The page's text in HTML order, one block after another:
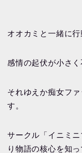
オオカミと一緒に行
感情の起伏が小さく
それゆえか痴女フ
す。
サークル「イニミ
り物語の核心を知